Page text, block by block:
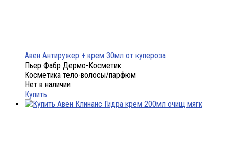
Авен Антиружер + крем 30мл от купероза
Пьер Фабр Дермо-Косметик
Косметика тело-волосы/парфюм
Нет в наличии
Купить